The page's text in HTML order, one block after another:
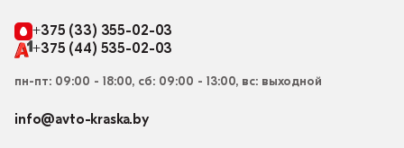
+375 (33) 355-02-03
+375 (44) 535-02-03
пн-пт: 09:00 - 18:00, сб: 09:00 - 13:00, вс: выходной
info@avto-kraska.by